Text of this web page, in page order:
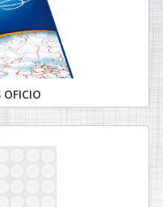
OFICIO